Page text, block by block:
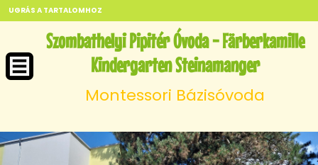
UGRÁS A TARTALOMHOZ
Szombathelyi Pipitér Óvoda - Färberkamille
Kindergarten Steinamanger
Montessori Bázisóvoda